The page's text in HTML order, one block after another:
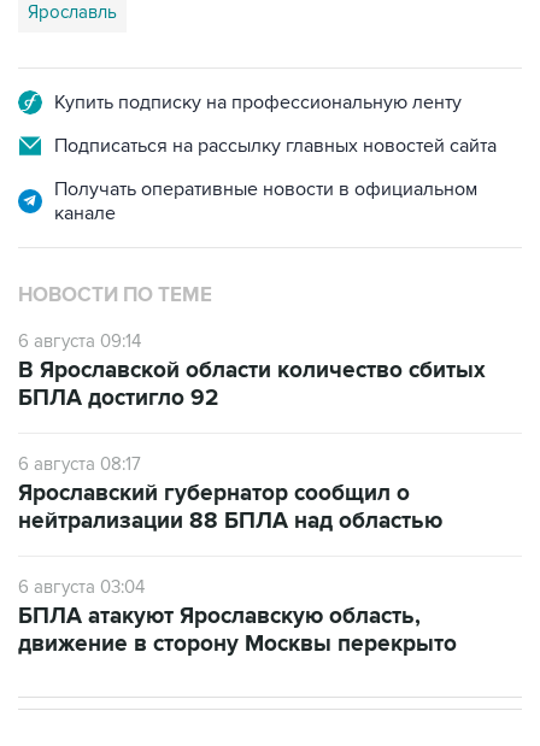
Ярославль
Купить подписку на профессиональную ленту
Подписаться на рассылку главных новостей сайта
Получать оперативные новости в официальном
канале
НОВОСТИ ПО ТЕМЕ
6 августа 09:14
В Ярославской области количество сбитых
БПЛА достигло 92
6 августа 08:17
Ярославский губернатор сообщил о
нейтрализации 88 БПЛА над областью
6 августа 03:04
БПЛА атакуют Ярославскую область,
движение в сторону Москвы перекрыто